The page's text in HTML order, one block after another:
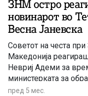
ЗНМ остро
новинарот во
Весна Јаневска
Советот на честа
Македонија
Невриј Адеми за
министерката за
во Тетово. Од ЗНМ
пред 5 мес.